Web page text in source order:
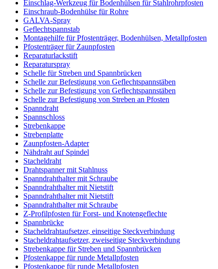
Einschlag-Werkzeug für Bodenhülsen für Stahlrohrpfosten
Einschraub-Bodenhülse für Rohre
GALVA-Spray
Geflechtspannstab
Montagehilfe für Pfostenträger, Bodenhülsen, Metallpfosten
Pfostenträger für Zaunpfosten
Reparaturlackstift
Reparaturspray
Schelle für Streben und Spannbrücken
Schelle zur Befestigung von Geflechtspannstäben
Schelle zur Befestigung von Geflechtspannstäben
Schelle zur Befestigung von Streben an Pfosten
Spanndraht
Spannschloss
Strebenkappe
Strebenplatte
Zaunpfosten-Adapter
Nähdraht auf Spindel
Stacheldraht
Drahtspanner mit Stahlnuss
Spanndrahthalter mit Schraube
Spanndrahthalter mit Nietstift
Spanndrahthalter mit Nietstift
Spanndrahthalter mit Schraube
Z-Profilpfosten für Forst- und Knotengeflechte
Spannbrücke
Stacheldrahtaufsetzer, einseitige Steckverbindung
Stacheldrahtaufsetzer, zweiseitige Steckverbindung
Strebenkappe für Streben und Spannbrücken
Pfostenkappe für runde Metallpfosten
Pfostenkappe für runde Metallpfosten